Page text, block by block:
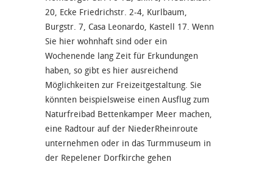
20, Ecke Friedrichstr. 2-4, Kurlbaum,
Burgstr. 7, Casa Leonardo, Kastell 17. Wenn
Sie hier wohnhaft sind oder ein
Wochenende lang Zeit für Erkundungen
haben, so gibt es hier ausreichend
Möglichkeiten zur Freizeitgestaltung. Sie
könnten beispielsweise einen Ausflug zum
Naturfreibad Bettenkamper Meer machen,
eine Radtour auf der NiederRheinroute
unternehmen oder in das Turmmuseum in
der Repelener Dorfkirche gehen